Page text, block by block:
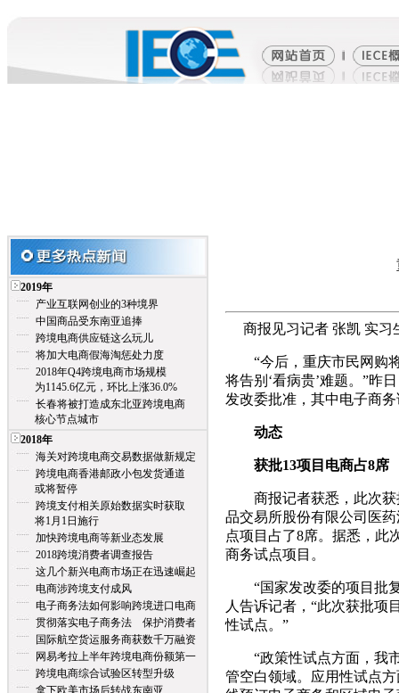
2019年
产业互联网创业的3种境界
中国商品受东南亚追捧
跨境电商供应链这么玩儿
将加大电商假海淘惩处力度
2018年Q4跨境电商市场规模
为1145.6亿元，环比上涨36.0%
长春将被打造成东北亚跨境电商
核心节点城市
2018年
海关对跨境电商交易数据做新规定
跨境电商香港邮政小包发货通道
或将暂停
跨境支付相关原始数据实时获取
将1月1日施行
加快跨境电商等新业态发展
2018跨境消费者调查报告
这几个新兴电商市场正在迅速崛起
电商涉跨境支付成风
电子商务法如何影响跨境进口电商
贯彻落实电子商务法 保护消费者
国际航空货运服务商获数千万融资
网易考拉上半年跨境电商份额第一
跨境电商综合试验区转型升级
拿下欧美市场后转战东南亚
商报见习记者 张凯 实习
“今后，重庆市民网购将
将告别‘看病贵’难题。”昨
发改委批准，其中电子商
动态
获批13项目电商占8席
商报记者获悉，此次获
品交易所股份有限公司医
点项目占了8席。据悉，此
商务试点项目。
“国家发改委的项目批复
人告诉记者，“此次获批项
性试点。”
“政策性试点方面，我市
管空白领域。应用性试点